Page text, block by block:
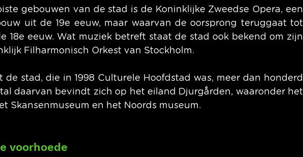
gebouwen van de stad is de Koninklijke Zweedse Opera, een
uit de 19e eeuw, maar waarvan de oorsprong teruggaat tot
18e eeuw. Wat muziek betreft staat de stad ook bekend om zijn
Filharmonisch Orkest van Stockholm.
de stad, die in 1998 Culturele Hoofdstad was, meer dan honderd
daarvan bevindt zich op het eiland Djurgården, waaronder het
Skansenmuseum en het Noords museum.
voorhoede